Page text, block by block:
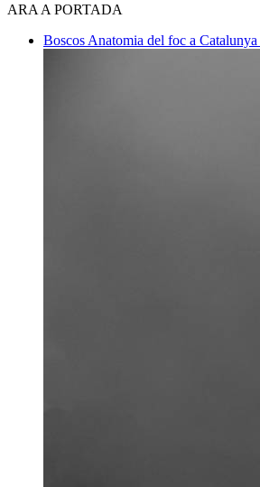
ARA A PORTADA
Boscos Anatomia del foc a Catalunya